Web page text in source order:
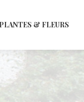
PLANTES & FLEURS